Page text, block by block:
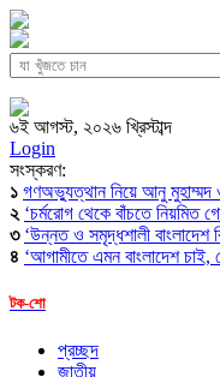
৬ই আগস্ট, ২০২৬ খ্রিস্টাব্দ
Login
সংস্করণ:
১ গণঅভ্যুত্থান নিয়ে আনু মুহাম্মদ ও
২ ‘চর্মরোগ থেকে বাঁচতে নিয়মিত
৩ ‘উন্নত ও সমৃদ্ধশালী বাংলাদেশ
৪ ‘আগামীতে এমন বাংলাদেশ চাই,
টক-শো
প্রচ্ছদ
জাতীয়